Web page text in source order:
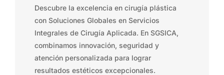
Descubre la excelencia en cirugía plástica
con Soluciones Globales en Servicios
Integrales de Cirugía Aplicada. En SGSICA,
combinamos innovación, seguridad y
atención personalizada para lograr
resultados estéticos excepcionales.